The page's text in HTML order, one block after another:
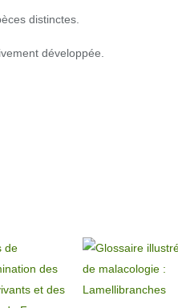
distinctes.
développée.